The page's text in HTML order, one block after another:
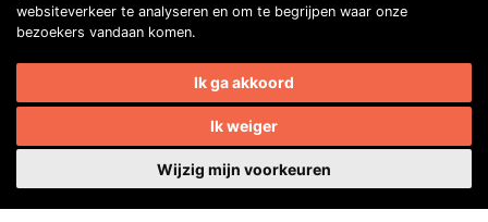
NL77 INGB 0677 3069 54
Volg ons:
Volg ons op Facebook
Volg ons op Instagram
Volg ons op YouTube
Auto's van onze leden
websiteverkeer te analyseren en om te begrijpen waar onze
bezoekers vandaan komen.
Ik ga akkoord
Ik weiger
Wijzig mijn voorkeuren